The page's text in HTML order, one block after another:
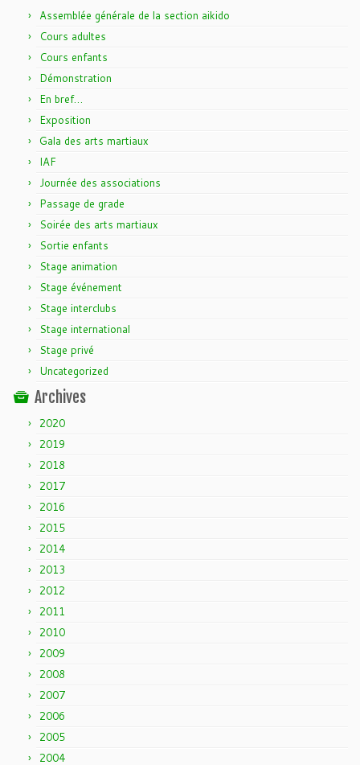
Assemblée générale de la section aikido
Cours adultes
Cours enfants
Démonstration
En bref…
Exposition
Gala des arts martiaux
IAF
Journée des associations
Passage de grade
Soirée des arts martiaux
Sortie enfants
Stage animation
Stage événement
Stage interclubs
Stage international
Stage privé
Uncategorized
Archives
2020
2019
2018
2017
2016
2015
2014
2013
2012
2011
2010
2009
2008
2007
2006
2005
2004